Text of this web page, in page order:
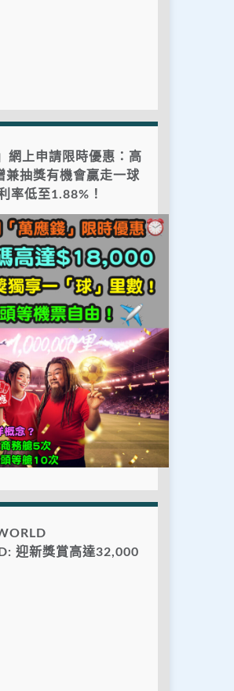
網上申請限時優惠：高
兼抽獎有機會贏走一球
率低至1.88%！
迎新獎賞高達32,000